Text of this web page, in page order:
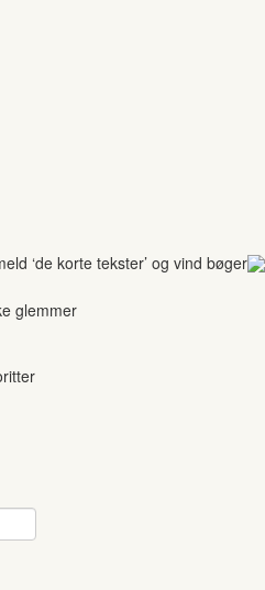
‘de korte tekster’ og vind bøger
glemmer